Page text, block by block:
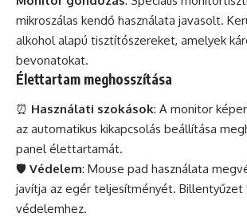
mikroszálas kendő használata javasolt.
alkohol alapú tisztítószereket, amelyek
bevonatokat.
Élettartam meghosszítása
⏰ Használati szokások: A monitor
az automatikus kikapcsolás beállítása
panel élettartamát.
🛡️ Védelem: Mouse pad használata
javítja az egér teljesítményét.
védelemhez.